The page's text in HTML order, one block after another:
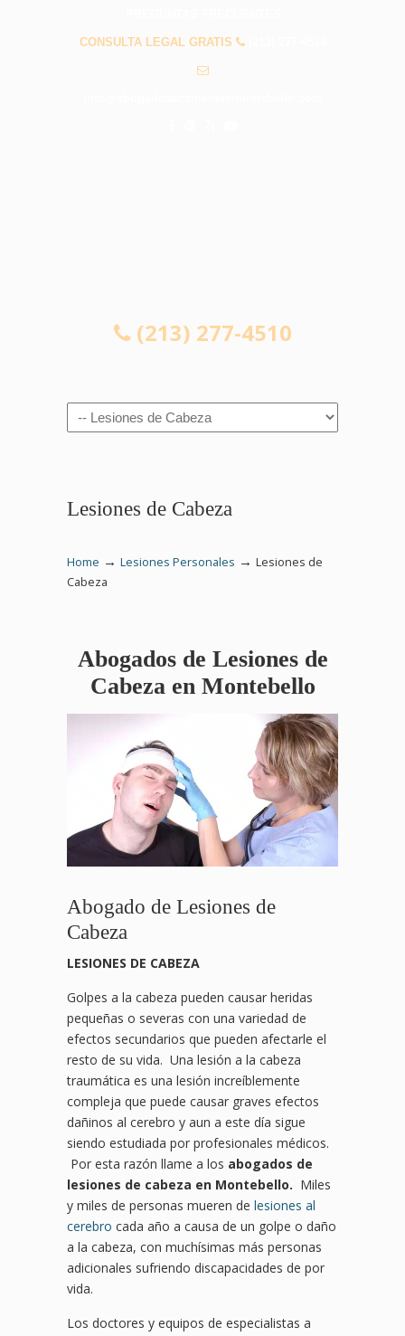
CONSULTA LEGAL GRATIS
(213) 277-4510
Navigation
Lesiones de Cabeza
Home → Lesiones Personales → Lesiones de
Cabeza
Abogados de Lesiones de
Cabeza en Montebello
Abogado de Lesiones de
Cabeza
LESIONES DE CABEZA
Golpes a la cabeza pueden causar heridas
pequeñas o severas con una variedad de
efectos secundarios que pueden afectarle el
resto de su vida. Una lesión a la cabeza
traumática es una lesión increíblemente
compleja que puede causar graves efectos
dañinos al cerebro y aun a este día sigue
siendo estudiada por profesionales médicos.
Por esta razón llame a los abogados de
lesiones de cabeza en Montebello. Miles
y miles de personas mueren de lesiones al
cerebro cada año a causa de un golpe o daño
a la cabeza, con muchísimas más personas
adicionales sufriendo discapacidades de por
vida.
Los doctores y equipos de especialistas a